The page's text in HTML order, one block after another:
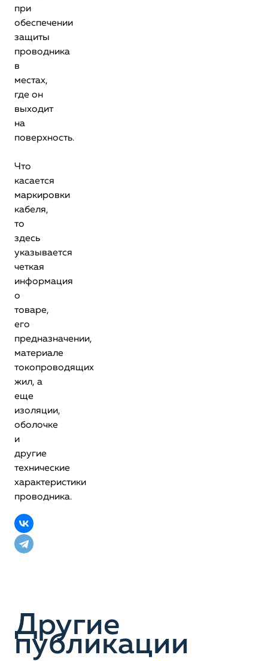
при
обеспечении
защиты
проводника
в
местах,
где он
выходит
на
поверхность.
Что
касается
маркировки
кабеля,
то
здесь
указывается
четкая
информация
о
товаре,
его
предназначении,
материале
токопроводящих
жил, а
еще
изоляции,
оболочке
и
другие
технические
характеристики
проводника.
Другие
публикации